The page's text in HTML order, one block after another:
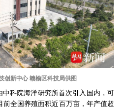
创新中心 赣榆区科技局供图
中科院海洋研究所首次引入国内，可
全国养殖面积近百万亩，年产值超